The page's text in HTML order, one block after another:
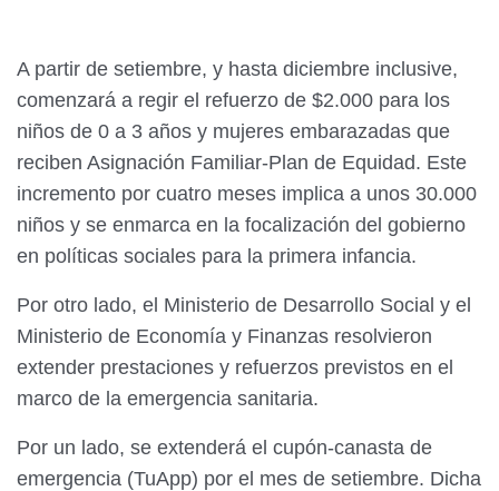
A partir de setiembre, y hasta diciembre inclusive,
comenzará a regir el refuerzo de $2.000 para los
niños de 0 a 3 años y mujeres embarazadas que
reciben Asignación Familiar-Plan de Equidad. Este
incremento por cuatro meses implica a unos 30.000
niños y se enmarca en la focalización del gobierno
en políticas sociales para la primera infancia.
Por otro lado, el Ministerio de Desarrollo Social y el
Ministerio de Economía y Finanzas resolvieron
extender prestaciones y refuerzos previstos en el
marco de la emergencia sanitaria.
Por un lado, se extenderá el cupón-canasta de
emergencia (TuApp) por el mes de setiembre. Dicha